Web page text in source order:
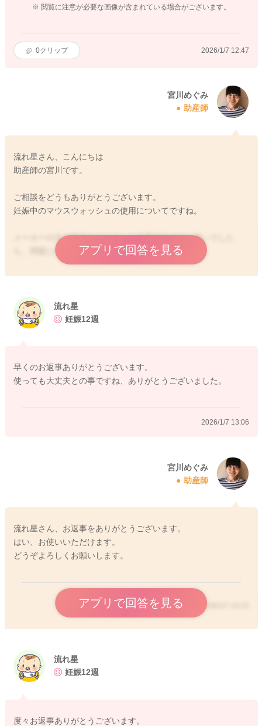
※ 閲覧に注意が必要な画像が含まれている場合がございます。
0クリップ 2026/1/7 12:47
宮川めぐみ
助産師
流れ星さん、こんにちは
助産師の宮川です。
ご相談をどうもありがとうございます。
妊娠中のマウスウォッシュの使用についてですね。
メーカーの方で提示をされている使用方法でのお使いでした
ら、問題にならないと思います。
アルコール含有のものになると、刺激が強かったり、乾燥しや
使用感によって、まだご自身で他のものを試されてみたりする
のもいいと思います。
アプリで回答を見る
流れ星
妊娠12週
早くのお返事ありがとうございます。
使っても大丈夫との事ですね、ありがとうございました。
2026/1/7 13:06
宮川めぐみ
助産師
流れ星さん、お返事をありがとうございます。
はい、お使いいただけます。
どうぞよろしくお願いします。
アプリで回答を見る 2026/1/7 13:13
流れ星
妊娠12週
度々お返事ありがとうございます。